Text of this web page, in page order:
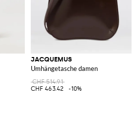
JACQUEMUS
Umhängetasche damen
CHF 514.91
CHF 463.42
-10%